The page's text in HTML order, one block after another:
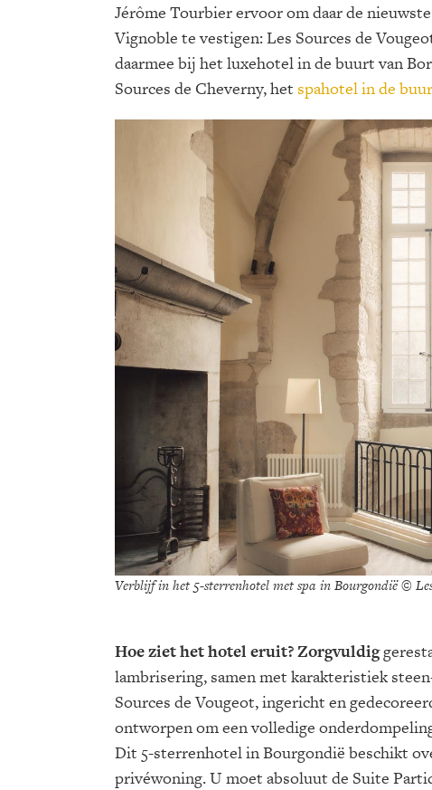
Jérôme Tourbier ervoor om daar de
Vignoble te vestigen: Les Sources de
daarmee bij het luxehotel in de buurt van
Sources de Cheverny, het spahotel in de
Verblijf in het 5-sterrenhotel met spa in Bourgondië ©
Hoe ziet het hotel eruit? Zorgvuldig
lambrisering, samen met karakteristiek
Sources de Vougeot, ingericht en
ontworpen om een volledige
Dit 5-sterrenhotel in Bourgondië beschikt
privéwoning. U moet absoluut de Suite